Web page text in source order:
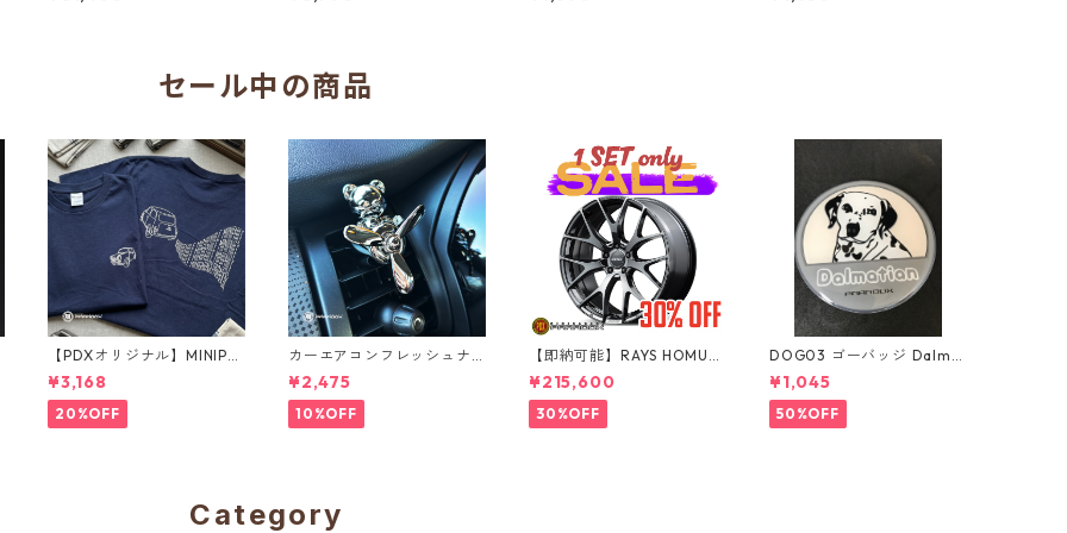
セール中の商品
【PDXオリジナル】MINIPHI
LE Tシャツ
¥3,168
20%OFF
カーエアコンフレッシュナ
ー メタルベア（シルバ
ー）
¥2,475
10%OFF
【即納可能】RAYS HOMUR
A 2x7FT ブラッククローム
コーティング 18インチ 4本
セット
¥215,600
30%OFF
DOG03 ゴーバッジ Dalma
tian
¥1,045
50%OFF
Category